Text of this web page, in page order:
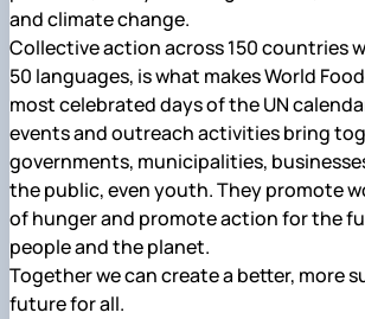
and climate change.
Collective action across 150 countries
50 languages, is what makes World
most celebrated days of the UN
events and outreach activities bring
governments, municipalities,
the public, even youth. They promote
of hunger and promote action for the
people and the planet.
Together we can create a better, more
future for all.